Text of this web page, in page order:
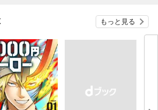
もっと見る